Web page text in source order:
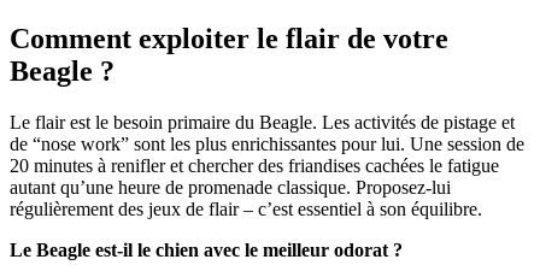
Comment exploiter le flair de votre
Beagle ?
Le flair est le besoin primaire du Beagle. Les activités de pistage et
de “nose work” sont les plus enrichissantes pour lui. Une session de
20 minutes à renifler et chercher des friandises cachées le fatigue
autant qu’une heure de promenade classique. Proposez-lui
régulièrement des jeux de flair – c’est essentiel à son équilibre.
Le Beagle est-il le chien avec le meilleur odorat ?